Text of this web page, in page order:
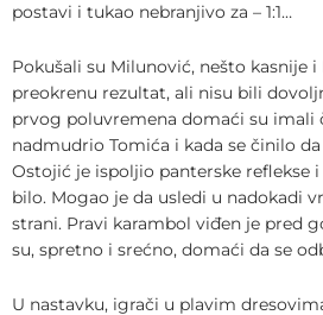
postavi i tukao nebranjivo za – 1:1…
Pokušali su Milunović, nešto kasnije i
preokrenu rezultat, ali nisu bili
prvog poluvremena domaći su imali
nadmudrio Tomića i kada se činilo
Ostojić je ispoljio panterske reflekse
bilo. Mogao je da usledi u nadokadi
strani. Pravi karambol viđen je pred
su, spretno i srećno, domaći da se
U nastavku, igrači u plavim